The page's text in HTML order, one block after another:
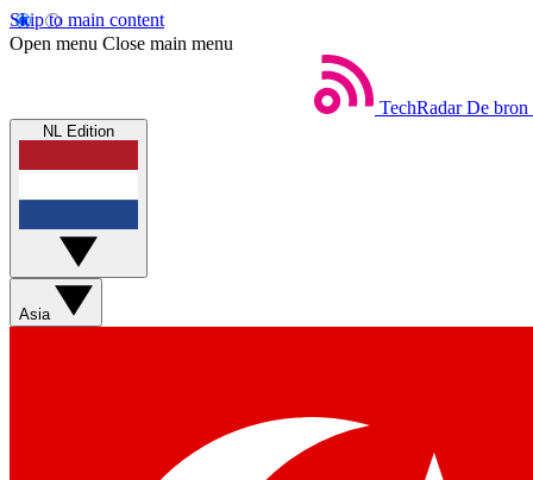
Skip to main content
Open menu Close main menu
TechRadar De bron
NL Edition
Asia